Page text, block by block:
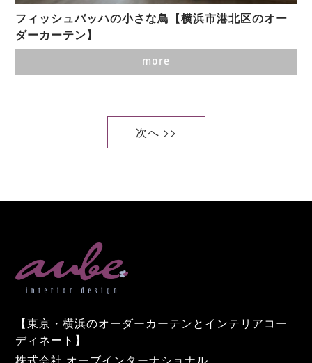
フィッシュバッハの小さな鳥【横浜市港北区のオー
ダーカーテン】
more
次へ >>
【東京・横浜のオーダーカーテンとインテリアコー
ディネート】